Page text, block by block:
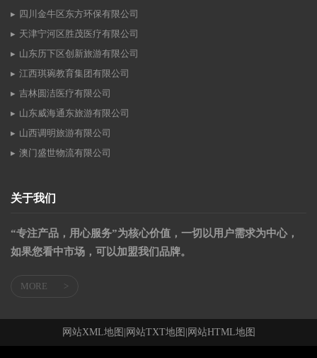
四川金牛区东方环保有限公司
天津宁河区胜茂医疗有限公司
山东历下区创新旅游有限公司
江西琪琬教育集团有限公司
吉林圆洁医疗有限公司
山东威海通东旅游有限公司
山西调明旅游有限公司
澳门盛世物流有限公司
关于我们
“专注产品，用心服务”为核心价值，一切以用户需求为中心，
如果您看中市场，可以加盟我们品牌。
MORE >
网站XML地图 网站TXT地图 网站HTML地图